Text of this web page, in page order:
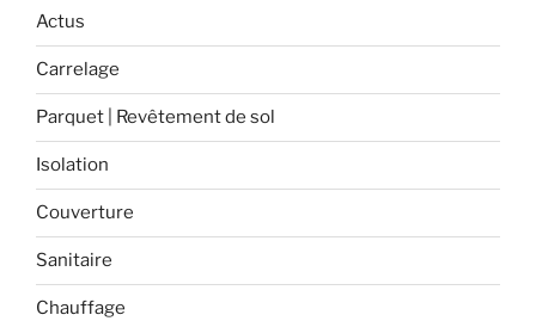
Actus
Carrelage
Parquet | Revêtement de sol
Isolation
Couverture
Sanitaire
Chauffage